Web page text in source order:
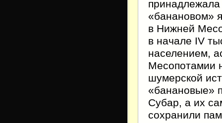
«банановом»
в Нижней
в начале IV
населением,
Месопотамии
шумерской
«банановые»
Субар, а их
сохранили